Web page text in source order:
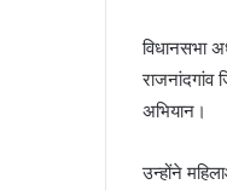
विधानसभा
राजनांदगांव
अभियान।
उन्होंने